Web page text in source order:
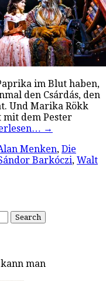
im Blut haben,
den Csárdás, den
Und Marika Rökk
mit dem Pester
→
Menken, Die
Barkóczi, Walt
man